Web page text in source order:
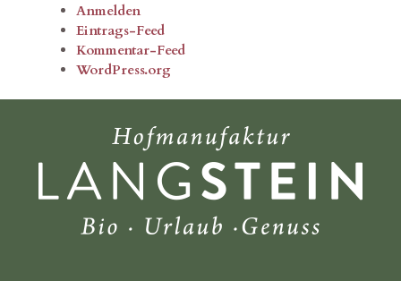
Anmelden
Eintrags-Feed
Kommentar-Feed
WordPress.org